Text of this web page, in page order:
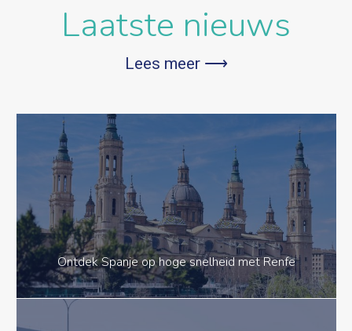
Laatste nieuws
Lees meer ⟶
Ontdek Spanje op hoge snelheid met Renfe